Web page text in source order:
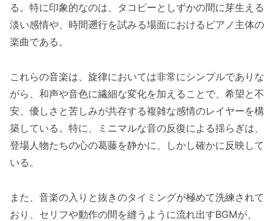
る。特に印象的なのは、タコピーとしずかの間に芽生える
淡い感情や、時間遡行を試みる場面におけるピアノ主体の
楽曲である。
これらの音楽は、旋律においては非常にシンプルでありな
がら、和声や音色に繊細な変化を加えることで、希望と不
安、優しさと苦しみが共存する複雑な感情のレイヤーを構
築している。特に、ミニマルな音の反復による揺らぎは、
登場人物たちの心の葛藤を静かに、しかし確かに反映して
いる。
また、音楽の入りと抜きのタイミングが極めて洗練されて
おり、セリフや動作の間を縫うように流れ出すBGMが、